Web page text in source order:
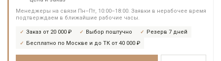
Менеджеры на связи Пн–Пт, 10:00–18:00. Заявки в нерабочее время
подтверждаем в ближайшие рабочие часы.
Заказ от 20 000 ₽ Выбор поштучно
Резерв 7 дней
Бесплатно по Москве и до ТК от 40 000 ₽